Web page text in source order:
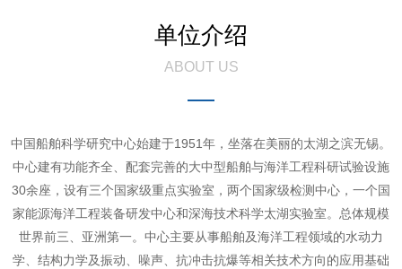
单位介绍
ABOUT US
中国船舶科学研究中心始建于1951年，坐落在美丽的太湖之滨无锡。
中心建有功能齐全、配套完善的大中型船舶与海洋工程科研试验设施
30余座，设有三个国家级重点实验室，两个国家级检测中心，一个国
家能源海洋工程装备研发中心和深海技术科学太湖实验室。总体规模
世界前三、亚洲第一。中心主要从事船舶及海洋工程领域的水动力
学、结构力学及振动、噪声、抗冲击抗爆等相关技术方向的应用基础